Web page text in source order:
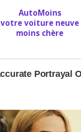
AutoMoins
votre voiture neuve
moins chère